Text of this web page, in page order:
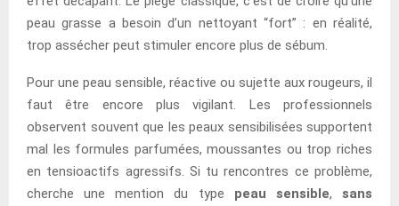
peau grasse a besoin d’un nettoyant “fort” : en réalité,
trop assécher peut stimuler encore plus de sébum.
Pour une peau sensible, réactive ou sujette aux rougeurs, il
faut être encore plus vigilant. Les professionnels
observent souvent que les peaux sensibilisées supportent
mal les formules parfumées, moussantes ou trop riches
en tensioactifs agressifs. Si tu rencontres ce problème,
cherche une mention du type peau sensible,sans